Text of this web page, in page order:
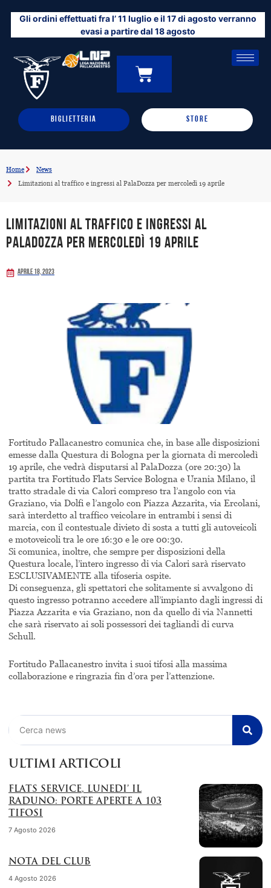
contenuto
Gli ordini effettuati fra l’ 11 luglio e il 17 di agosto verranno
evasi a partire dal 18 agosto
0
CARRELLO
BIGLIETTERIA STORE
Home
News
Limitazioni al traffico e ingressi al PalaDozza per mercoledì 19 aprile
Limitazioni al traffico e ingressi al
PalaDozza per mercoledì 19 aprile
Aprile 18, 2023
Fortitudo Pallacanestro comunica che, in base alle disposizioni
emesse dalla Questura di Bologna per la giornata di mercoledì
19 aprile, che vedrà disputarsi al PalaDozza (ore 20:30) la
partita tra Fortitudo Flats Service Bologna e Urania Milano, il
tratto stradale di via Calori compreso tra l’angolo con via
Graziano, via Dolfi e l’angolo con Piazza Azzarita, via Ercolani,
sarà interdetto al traffico veicolare in entrambi i sensi di
marcia, con il contestuale divieto di sosta a tutti gli autoveicoli
e motoveicoli tra le ore 16:30 e le ore 00:30.
Si comunica, inoltre, che sempre per disposizioni della
Questura locale, l’intero ingresso di via Calori sarà riservato
ESCLUSIVAMENTE alla tifoseria ospite.
Di conseguenza, gli spettatori che solitamente si avvalgono di
questo ingresso potranno accedere all’impianto dagli ingressi di
Piazza Azzarita e via Graziano, non da quello di via Nannetti
che sarà riservato ai soli possessori dei tagliandi di curva
Schull.
Fortitudo Pallacanestro invita i suoi tifosi alla massima
collaborazione e ringrazia fin d’ora per l’attenzione.
ULTIMI ARTICOLI
FLATS SERVICE, LUNEDI’ IL
RADUNO: PORTE APERTE A 103
TIFOSI
7 Agosto 2026
NOTA DEL CLUB
4 Agosto 2026